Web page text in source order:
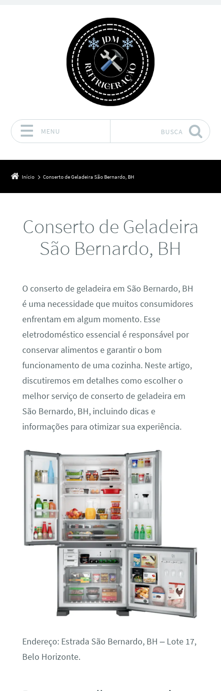
MENU BUSCA
Início Conserto de Geladeira São Bernardo, BH
Conserto de Geladeira
São Bernardo, BH
O conserto de geladeira em São Bernardo, BH
é uma necessidade que muitos consumidores
enfrentam em algum momento. Esse
eletrodoméstico essencial é responsável por
conservar alimentos e garantir o bom
funcionamento de uma cozinha. Neste artigo,
discutiremos em detalhes como escolher o
melhor serviço de conserto de geladeira em
São Bernardo, BH, incluindo dicas e
informações para otimizar sua experiência.
Endereço: Estrada São Bernardo, BH – Lote 17,
Belo Horizonte.